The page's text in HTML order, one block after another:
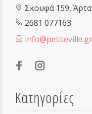
Σκουφά 159, Άρτα
2681 077163
info@petiteville.gr
Κατηγορίες